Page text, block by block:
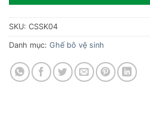
SKU: CSSK04
Danh mục: Ghế bô vệ sinh